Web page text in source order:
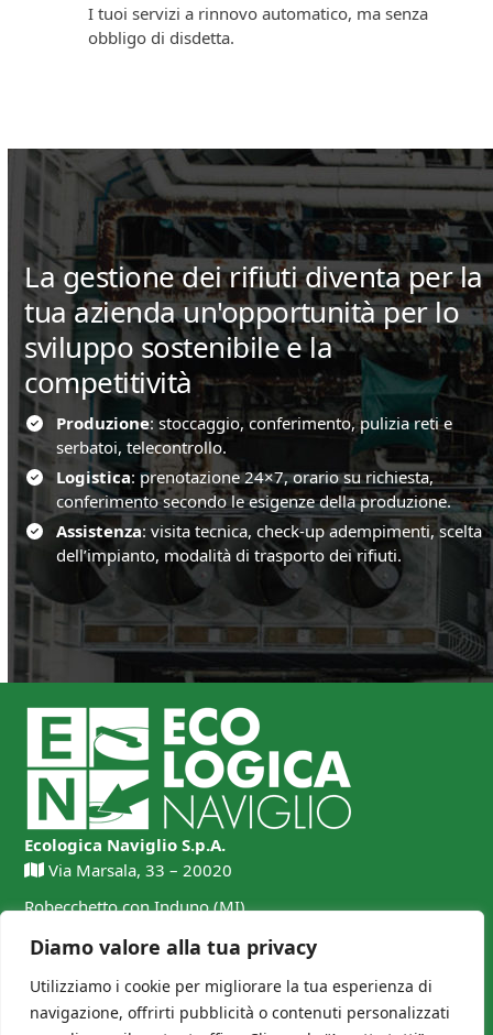
Diamo valore alla tua privacy
Utilizziamo i cookie per migliorare la tua esperienza di
navigazione, offrirti pubblicità o contenuti personalizzati
I tuoi servizi a rinnovo automatico, ma senza
obbligo di disdetta.
La gestione dei rifiuti diventa per la
tua azienda un'opportunità per lo
sviluppo sostenibile e la
competitività
Produzione: stoccaggio, conferimento, pulizia reti e
serbatoi, telecontrollo.
Logistica: prenotazione 24×7, orario su richiesta,
conferimento secondo le esigenze della produzione.
Assistenza: visita tecnica, check-up adempimenti, scelta
dell’impianto, modalità di trasporto dei rifiuti.
Ecologica Naviglio S.p.A.
Via Marsala, 33 – 20020
Robecchetto con Induno (MI)